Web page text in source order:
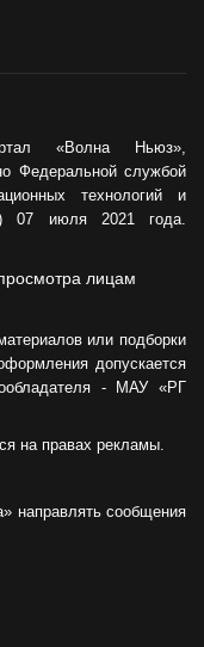
«Волна Ньюз»,
Федеральной службой
технологий и
07 июля 2021 года.
лицам
или подборки
допускается
- МАУ «РГ
на правах рекламы.
направлять сообщения